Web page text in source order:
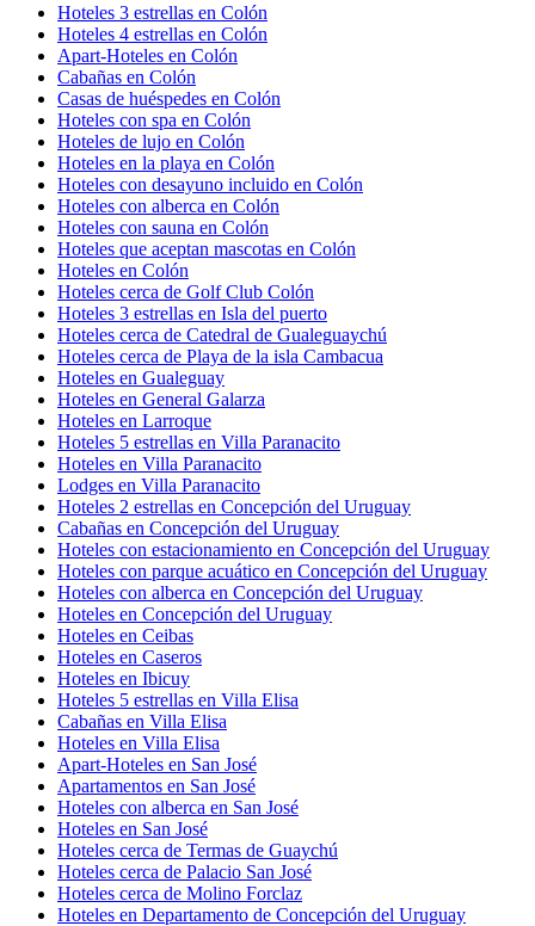
Hoteles 3 estrellas en Colón
Hoteles 4 estrellas en Colón
Apart-Hoteles en Colón
Cabañas en Colón
Casas de huéspedes en Colón
Hoteles con spa en Colón
Hoteles de lujo en Colón
Hoteles en la playa en Colón
Hoteles con desayuno incluido en Colón
Hoteles con alberca en Colón
Hoteles con sauna en Colón
Hoteles que aceptan mascotas en Colón
Hoteles en Colón
Hoteles cerca de Golf Club Colón
Hoteles 3 estrellas en Isla del puerto
Hoteles cerca de Catedral de Gualeguaychú
Hoteles cerca de Playa de la isla Cambacua
Hoteles en Gualeguay
Hoteles en General Galarza
Hoteles en Larroque
Hoteles 5 estrellas en Villa Paranacito
Hoteles en Villa Paranacito
Lodges en Villa Paranacito
Hoteles 2 estrellas en Concepción del Uruguay
Cabañas en Concepción del Uruguay
Hoteles con estacionamiento en Concepción del Uruguay
Hoteles con parque acuático en Concepción del Uruguay
Hoteles con alberca en Concepción del Uruguay
Hoteles en Concepción del Uruguay
Hoteles en Ceibas
Hoteles en Caseros
Hoteles en Ibicuy
Hoteles 5 estrellas en Villa Elisa
Cabañas en Villa Elisa
Hoteles en Villa Elisa
Apart-Hoteles en San José
Apartamentos en San José
Hoteles con alberca en San José
Hoteles en San José
Hoteles cerca de Termas de Guaychú
Hoteles cerca de Palacio San José
Hoteles cerca de Molino Forclaz
Hoteles en Departamento de Concepción del Uruguay